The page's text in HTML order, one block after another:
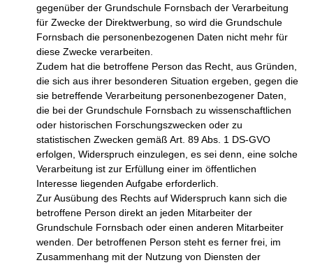
gegenüber der Grundschule Fornsbach der Verarbeitung
für Zwecke der Direktwerbung, so wird die Grundschule
Fornsbach die personenbezogenen Daten nicht mehr für
diese Zwecke verarbeiten.
Zudem hat die betroffene Person das Recht, aus Gründen,
die sich aus ihrer besonderen Situation ergeben, gegen die
sie betreffende Verarbeitung personenbezogener Daten,
die bei der Grundschule Fornsbach zu wissenschaftlichen
oder historischen Forschungszwecken oder zu
statistischen Zwecken gemäß Art. 89 Abs. 1 DS-GVO
erfolgen, Widerspruch einzulegen, es sei denn, eine solche
Verarbeitung ist zur Erfüllung einer im öffentlichen
Interesse liegenden Aufgabe erforderlich.
Zur Ausübung des Rechts auf Widerspruch kann sich die
betroffene Person direkt an jeden Mitarbeiter der
Grundschule Fornsbach oder einen anderen Mitarbeiter
wenden. Der betroffenen Person steht es ferner frei, im
Zusammenhang mit der Nutzung von Diensten der